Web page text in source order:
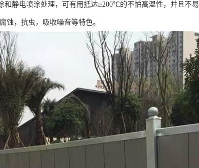
和静电喷涂处理，可有用抵达≥200℃的不怕高温性，并且不
蚀，抗虫，吸收噪音等特色。